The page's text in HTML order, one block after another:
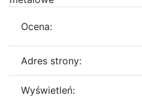
Ocena:
Adres strony:
Wyświetleń: